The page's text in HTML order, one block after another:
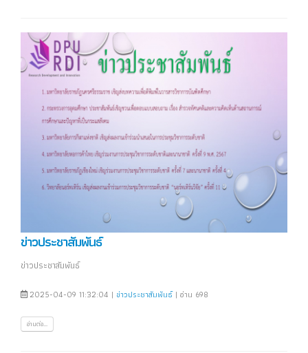
ข่าวประชาสัมพันธ์
ข่าวประชาสัมพันธ์
2025-04-09 11:32:04 | ข่าวประชาสัมพันธ์| อ่าน 698
อ่านต่อ...